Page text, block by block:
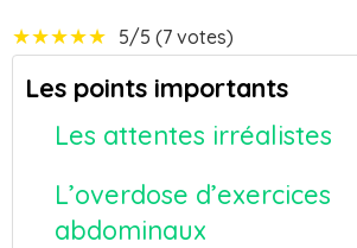
★★★★★ 5/5 (7 votes)
Les points importants
Les attentes irréalistes
L’overdose d’exercices
abdominaux